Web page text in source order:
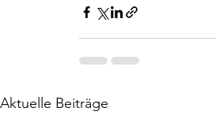
Aktuelle Beiträge